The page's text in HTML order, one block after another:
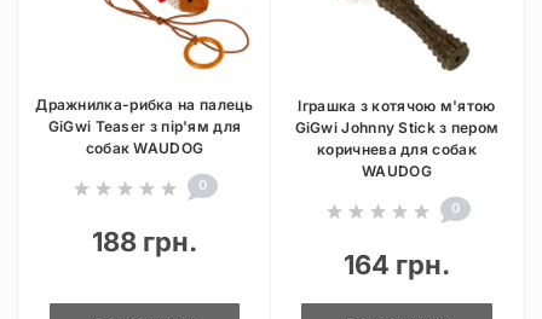
Дражнилка-рибка на палець
GiGwi Teaser з пір'ям для
собак WAUDOG
0
188 грн.
Іграшка з котячою м'ятою
GiGwi Johnny Stick з пером
коричнева для собак
WAUDOG
0
164 грн.